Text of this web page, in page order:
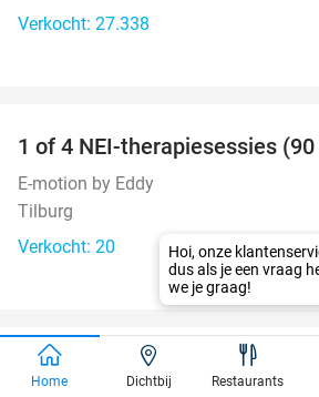
Verkocht: 27.338
1 of 4 NEI-therapiesessies
E-motion by Eddy
Tilburg
Verkocht: 20
Meet and feed + drankje +
Home Dichtbij Restaurants